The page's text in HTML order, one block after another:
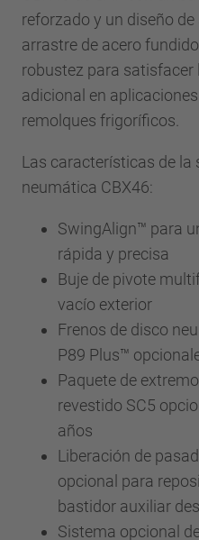
reforzado y un diseño
arrastre de acero
robustez para satisfacer
adicional en
remolques frigoríficos.
Las características de la
neumática CBX46:
SwingAlign™ para
rápida y precisa
Buje de pivote
vacío exterior
Frenos de disco
P89 Plus™
Paquete de
revestido SC5
años
Liberación de
opcional para
bastidor auxiliar
Sistema opcional